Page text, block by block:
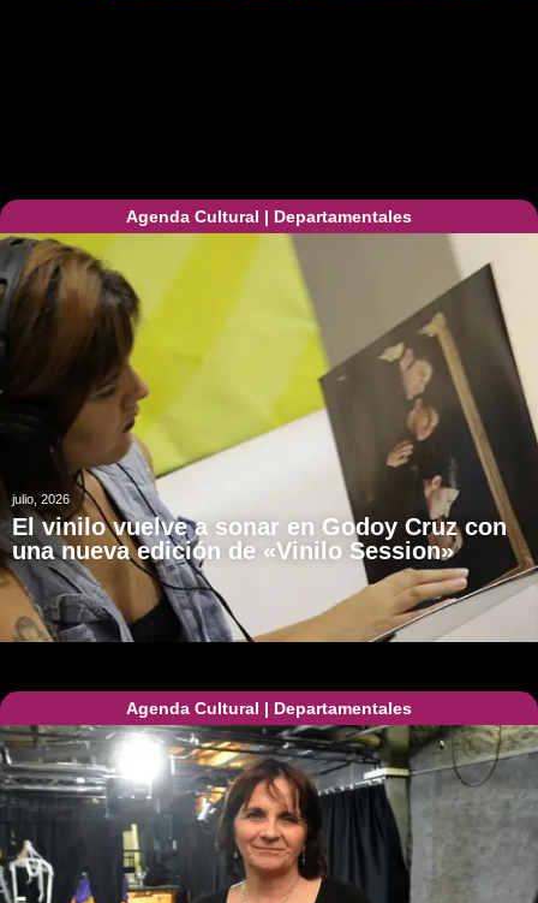
Agenda Cultural | Departamentales
julio, 2026
El vinilo vuelve a sonar en Godoy Cruz con
una nueva edición de «Vinilo Session»
Agenda Cultural | Departamentales